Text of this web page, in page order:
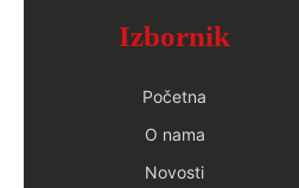
Izbornik
Početna
O nama
Novosti